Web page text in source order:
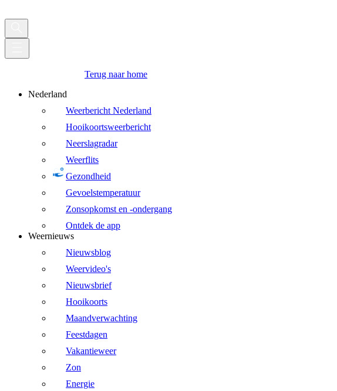
Terug naar home
Nederland
Weerbericht Nederland
Hooikoortsweerbericht
Neerslagradar
Weerflits
Gezondheid
Gevoelstemperatuur
Zonsopkomst en -ondergang
Ontdek de app
Weernieuws
Nieuwsblog
Weervideo's
Nieuwsbrief
Hooikoorts
Maandverwachting
Feestdagen
Vakantieweer
Zon
Energie